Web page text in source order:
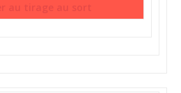
au tirage au sort